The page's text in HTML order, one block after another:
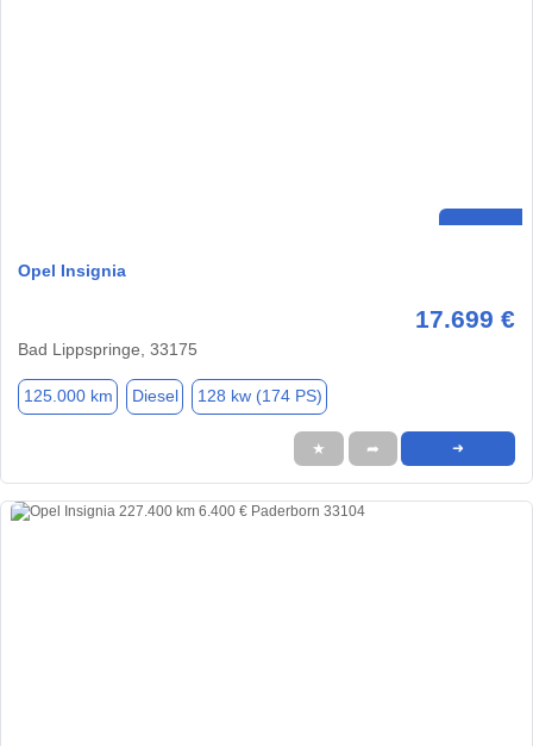
Opel Insignia
17.699 €
Bad Lippspringe, 33175
125.000 km Diesel 128 kw (174 PS)
★ ➦ ➜